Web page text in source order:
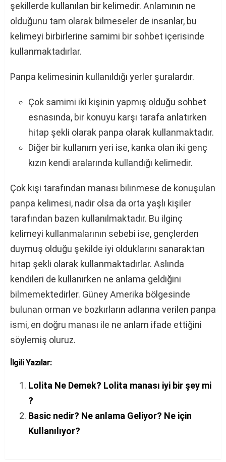
şekillerde kullanılan bir kelimedir. Anlamının ne
olduğunu tam olarak bilmeseler de insanlar, bu
kelimeyi birbirlerine samimi bir sohbet içerisinde
kullanmaktadırlar.
Panpa kelimesinin kullanıldığı yerler şuralardır.
Çok samimi iki kişinin yapmış olduğu sohbet
esnasında, bir konuyu karşı tarafa anlatırken
hitap şekli olarak panpa olarak kullanmaktadır.
Diğer bir kullanım yeri ise, kanka olan iki genç
kızın kendi aralarında kullandığı kelimedir.
Çok kişi tarafından manası bilinmese de konuşulan
panpa kelimesi, nadir olsa da orta yaşlı kişiler
tarafından bazen kullanılmaktadır. Bu ilginç
kelimeyi kullanmalarının sebebi ise, gençlerden
duymuş olduğu şekilde iyi olduklarını sanaraktan
hitap şekli olarak kullanmaktadırlar. Aslında
kendileri de kullanırken ne anlama geldiğini
bilmemektedirler. Güney Amerika bölgesinde
bulunan orman ve bozkırların adlarına verilen panpa
ismi, en doğru manası ile ne anlam ifade ettiğini
söylemiş oluruz.
İlgili Yazılar:
Lolita Ne Demek? Lolita manası iyi bir şey mi
?
Basic nedir? Ne anlama Geliyor? Ne için
Kullanılıyor?